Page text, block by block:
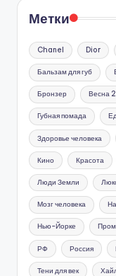
Метки
Chanel Dior
Бальзам для губ
Бронзер Весна
Губная помада
Здоровье человека
Кино Красота
Люди Земли
Мозг человека
Нью-Йорке
РФ Россия
Тени для век